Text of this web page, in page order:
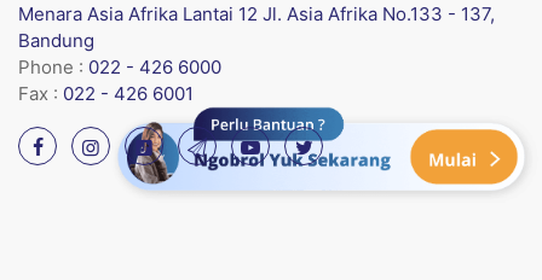
Menara Asia Afrika Lantai 12 Jl. Asia Afrika No.133 - 137,
Bandung
Phone : 022 - 426 6000
Fax : 022 - 426 6001